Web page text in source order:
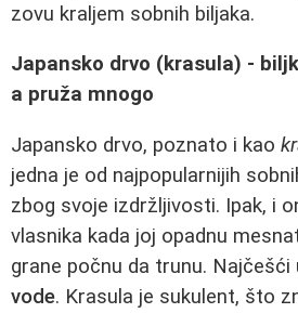
zovu kraljem sobnih biljaka.
Japansko drvo (krasula) -
a pruža mnogo
Japansko drvo, poznato i kao
jedna je od najpopularnijih
zbog svoje izdržljivosti. Ipak, i
vlasnika kada joj opadnu
grane počnu da trunu. Najčešći
vode. Krasula je sukulent, što